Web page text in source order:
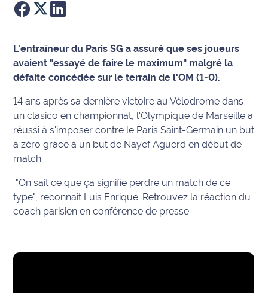
Culture
Économie
Éducation
Emploi
Environnement
Info
Justice
Météo
L'entraîneur du Paris SG a assuré que ses joueurs
avaient "essayé de faire le maximum" malgré la
défaite concédée sur le terrain de l'OM (1-0).
14 ans après sa dernière victoire au Vélodrome dans
un clasico en championnat, l'Olympique de Marseille a
réussi à s'imposer contre le Paris Saint-Germain un but
à zéro grâce à un but de Nayef Aguerd en début de
match.
"On sait ce que ça signifie perdre un match de ce
type", reconnait Luis Enrique. Retrouvez la réaction du
coach parisien en conférence de presse.